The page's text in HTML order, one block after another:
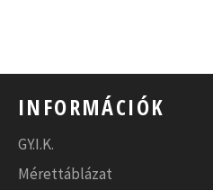
INFORMÁCIÓK
GY.I.K.
Mérettáblázat